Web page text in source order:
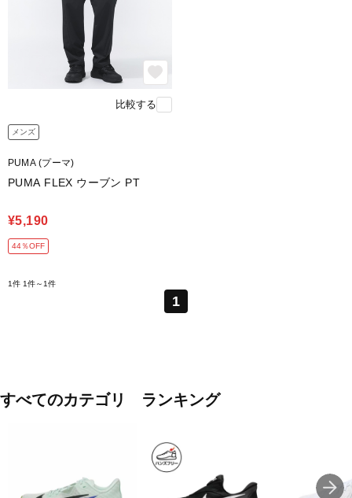
比較する
メンズ
PUMA (プーマ)
PUMA FLEX ウーブン PT
¥5,190
44％OFF
1件 1件～1件
1
すべてのカテゴリ ランキング